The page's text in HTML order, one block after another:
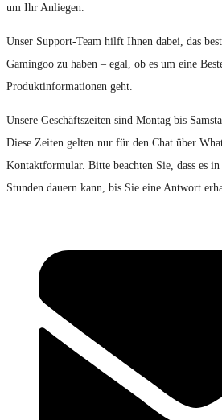
um Ihr Anliegen.
Unser Support-Team hilft Ihnen dabei, das
Gamingoo zu haben – egal, ob es um eine
Produktinformationen geht.
Unsere Geschäftszeiten sind Montag bis
Diese Zeiten gelten nur für den Chat über
Kontaktformular. Bitte beachten Sie, dass es
Stunden dauern kann, bis Sie eine Antwort